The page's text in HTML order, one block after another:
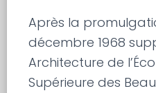
Après la
décembre 1968
Architecture de
Supérieure des